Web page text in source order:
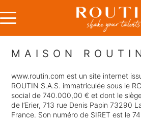
to
content
Menu
MAISON
www.routin.com est un site internet
ROUTIN S.A.S. immatriculée sous le
social de 740.000,00 € et dont le
de l’Erier, 713 rue Denis Papin 73290
France. Son numéro de SIRET est le